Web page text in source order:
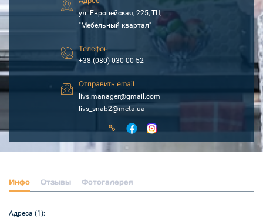
ул. Европейская, 225, ТЦ
"Мебельный квартал"
Телефон
+38 (080) 030-00-52
Отправить email
livs.manager@gmail.com
livs_snab2@meta.ua
Инфо Отзывы Фотогалерея
Адреса (1):